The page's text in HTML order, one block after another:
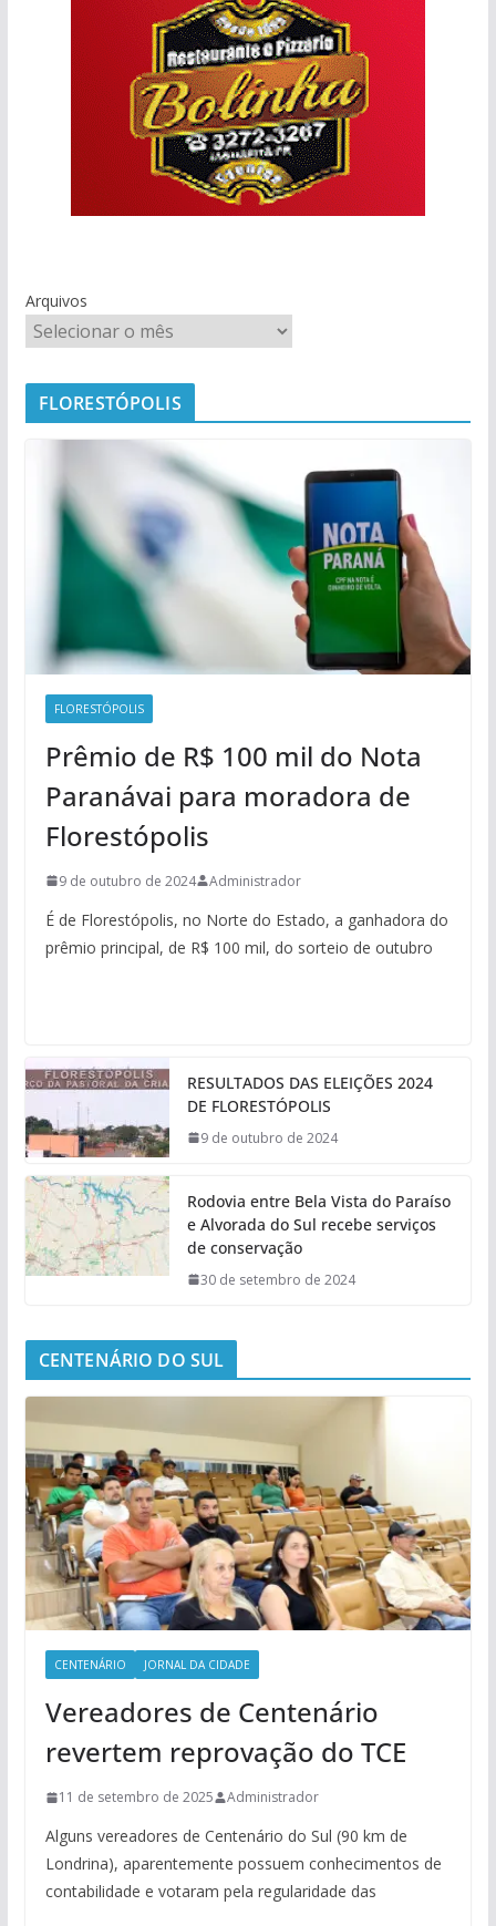
Arquivos
FLORESTÓPOLIS
FLORESTÓPOLIS
Prêmio de R$ 100 mil do Nota
Paranávai para moradora de
Florestópolis
9 de outubro de 2024 Administrador
É de Florestópolis, no Norte do Estado, a ganhadora do
prêmio principal, de R$ 100 mil, do sorteio de outubro
RESULTADOS DAS ELEIÇÕES 2024
DE FLORESTÓPOLIS
9 de outubro de 2024
Rodovia entre Bela Vista do Paraíso
e Alvorada do Sul recebe serviços
de conservação
30 de setembro de 2024
CENTENÁRIO DO SUL
CENTENÁRIO JORNAL DA CIDADE
Vereadores de Centenário
revertem reprovação do TCE
11 de setembro de 2025 Administrador
Alguns vereadores de Centenário do Sul (90 km de
Londrina), aparentemente possuem conhecimentos de
contabilidade e votaram pela regularidade das